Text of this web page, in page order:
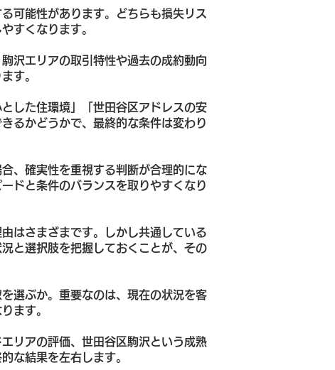
可能性があります。どちらも損失リス
すくなります。
沢エリアの取引特性や過去の成約動向
す。
した住環境」「世田谷区アドレスの安
るかどうかで、最終的な条件は変わり
、確実性を重視する判断が合理的にな
ドと条件のバランスを取りやすくなり
はさまざまです。しかし共通している
と選択肢を把握しておくことが、その
選ぶか。重要なのは、現在の状況を客
ます。
リアの評価、世田谷区駒沢という成熟
な結果を左右します。